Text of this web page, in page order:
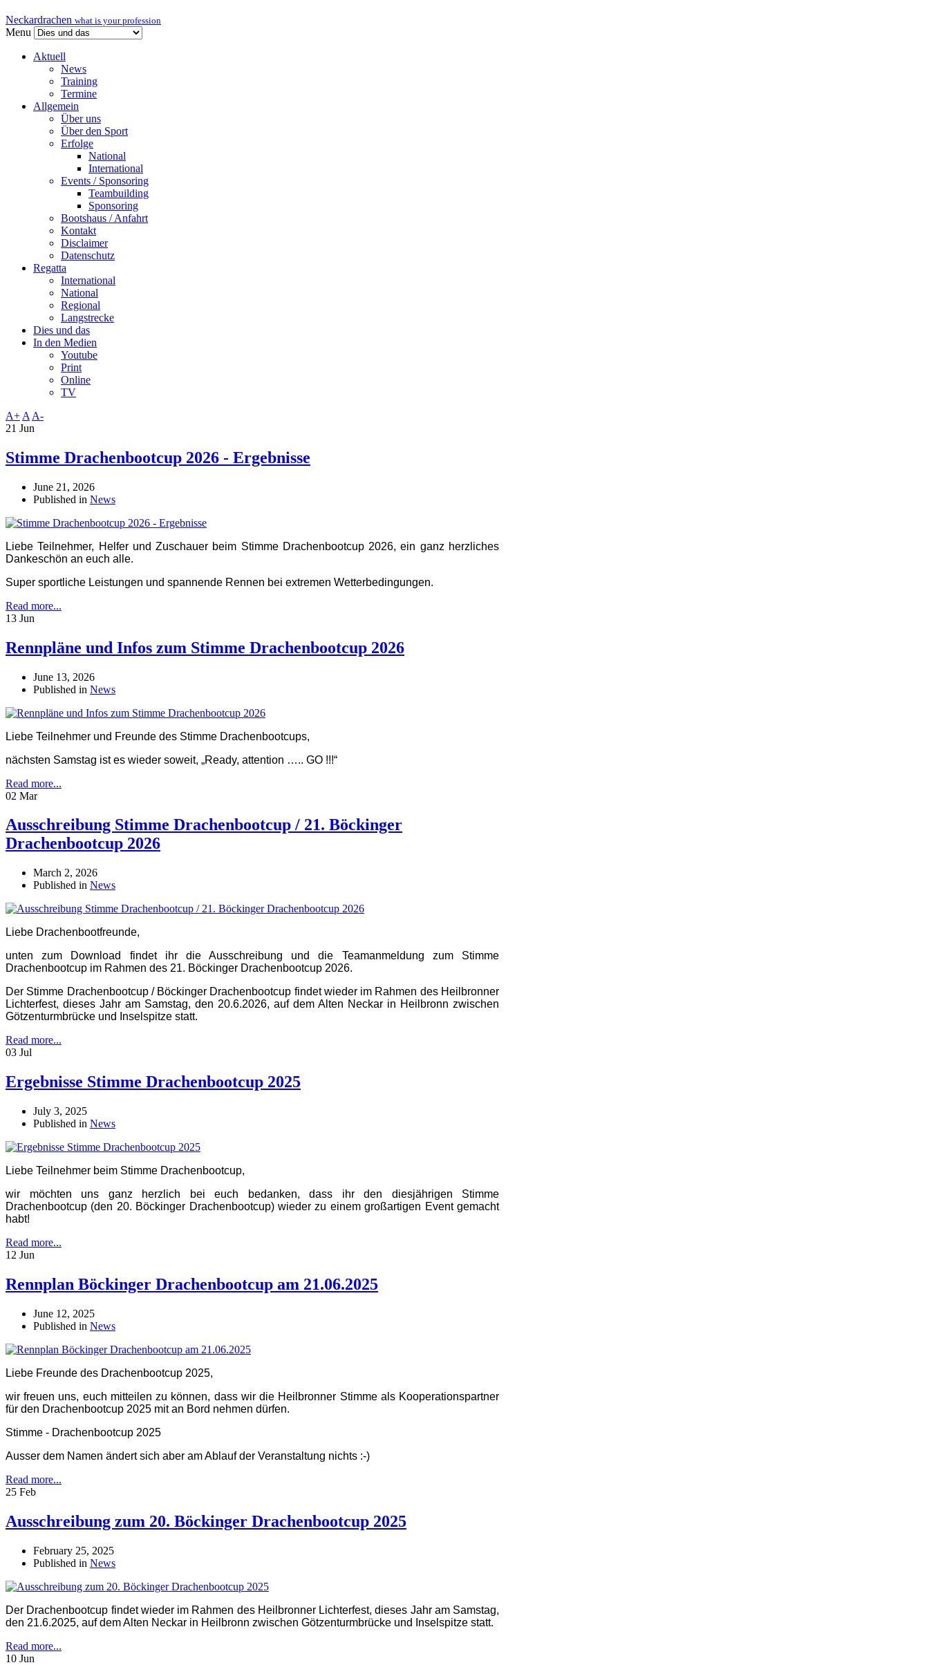
Neckardrachen what is your profession
Menu
Aktuell
News
Training
Termine
Allgemein
Über uns
Über den Sport
Erfolge
National
International
Events / Sponsoring
Teambuilding
Sponsoring
Bootshaus / Anfahrt
Kontakt
Disclaimer
Datenschutz
Regatta
International
National
Regional
Langstrecke
Dies und das
In den Medien
Youtube
Print
Online
TV
A+ A A-
21 Jun
Stimme Drachenbootcup 2026 - Ergebnisse
June 21, 2026
Published in News
Liebe Teilnehmer, Helfer und Zuschauer beim Stimme Drachenbootcup 2026, ein ganz herzliches
Dankeschön an euch alle.
Super sportliche Leistungen und spannende Rennen bei extremen Wetterbedingungen.
Read more...
13 Jun
Rennpläne und Infos zum Stimme Drachenbootcup 2026
June 13, 2026
Published in News
Liebe Teilnehmer und Freunde des Stimme Drachenbootcups,
nächsten Samstag ist es wieder soweit, „Ready, attention ….. GO !!!“
Read more...
02 Mar
Ausschreibung Stimme Drachenbootcup / 21. Böckinger
Drachenbootcup 2026
March 2, 2026
Published in News
Liebe Drachenbootfreunde,
unten zum Download findet ihr die Ausschreibung und die Teamanmeldung zum Stimme
Drachenbootcup im Rahmen des 21. Böckinger Drachenbootcup 2026.
Der Stimme Drachenbootcup / Böckinger Drachenbootcup findet wieder im Rahmen des Heilbronner
Lichterfest, dieses Jahr am Samstag, den 20.6.2026, auf dem Alten Neckar in Heilbronn zwischen
Götzenturmbrücke und Inselspitze statt.
Read more...
03 Jul
Ergebnisse Stimme Drachenbootcup 2025
July 3, 2025
Published in News
Liebe Teilnehmer beim Stimme Drachenbootcup,
wir möchten uns ganz herzlich bei euch bedanken, dass ihr den diesjährigen Stimme
Drachenbootcup (den 20. Böckinger Drachenbootcup) wieder zu einem großartigen Event gemacht
habt!
Read more...
12 Jun
Rennplan Böckinger Drachenbootcup am 21.06.2025
June 12, 2025
Published in News
Liebe Freunde des Drachenbootcup 2025,
wir freuen uns, euch mitteilen zu können, dass wir die Heilbronner Stimme als Kooperationspartner
für den Drachenbootcup 2025 mit an Bord nehmen dürfen.
Stimme - Drachenbootcup 2025
Ausser dem Namen ändert sich aber am Ablauf der Veranstaltung nichts :-)
Read more...
25 Feb
Ausschreibung zum 20. Böckinger Drachenbootcup 2025
February 25, 2025
Published in News
Der Drachenbootcup findet wieder im Rahmen des Heilbronner Lichterfest, dieses Jahr am Samstag,
den 21.6.2025, auf dem Alten Neckar in Heilbronn zwischen Götzenturmbrücke und Inselspitze statt.
Read more...
10 Jun